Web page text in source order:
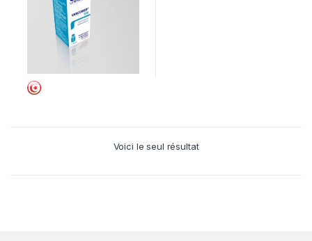
Voici le seul résultat